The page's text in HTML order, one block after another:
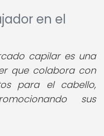
en el
capilar es una
que colabora con
para el cabello,
sus